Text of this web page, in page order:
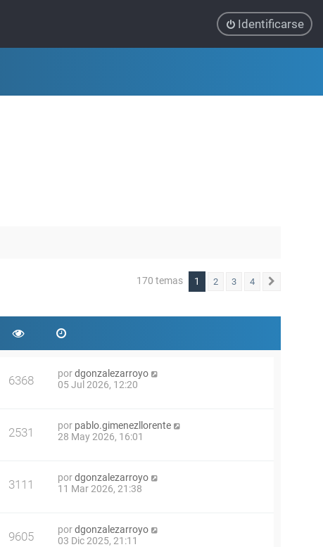
Identificarse
170 temas 1 2 3 4
6368 pordgonzalezarroyo
05 Jul 2026, 12:20
2531 por pablo.gimenezllorente
28 May 2026, 16:01
3111 pordgonzalezarroyo
11 Mar 2026, 21:38
9605 pordgonzalezarroyo
03 Dic 2025, 21:11